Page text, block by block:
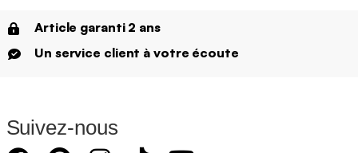
Article garanti 2 ans
Un service client à votre écoute
Suivez-nous